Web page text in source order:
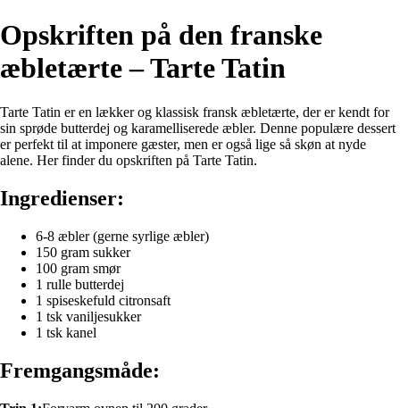
Opskriften på den franske
æbletærte – Tarte Tatin
Tarte Tatin er en lækker og klassisk fransk æbletærte, der er kendt for
sin sprøde butterdej og karamelliserede æbler. Denne populære dessert
er perfekt til at imponere gæster, men er også lige så skøn at nyde
alene. Her finder du opskriften på Tarte Tatin.
Ingredienser:
6-8 æbler (gerne syrlige æbler)
150 gram sukker
100 gram smør
1 rulle butterdej
1 spiseskefuld citronsaft
1 tsk vaniljesukker
1 tsk kanel
Fremgangsmåde: